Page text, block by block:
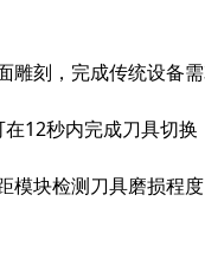
雕刻，完成传统设备
12秒内完成刀具切
模块检测刀具磨损程